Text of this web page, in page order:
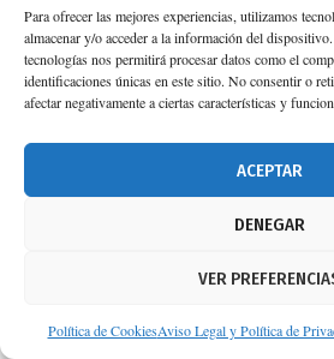
Para ofrecer las mejores experiencias, utilizamos
almacenar y/o acceder a la información del
tecnologías nos permitirá procesar datos como el
identificaciones únicas en este sitio. No consentir o
afectar negativamente a ciertas características y
ACEPTAR
DENEGAR
VER
Política de CookiesAviso Legal y Política de
Pídela en tu
TU REVISTA